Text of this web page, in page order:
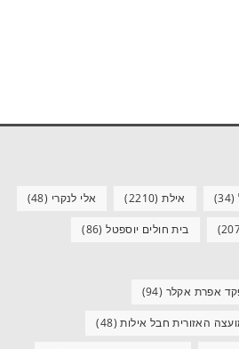
(34) אילת(2210) אלי לנקרי (48)
בית חולים יוספטל(86)
אפרת אקלר (94)
האזורית חבל אילות(48)